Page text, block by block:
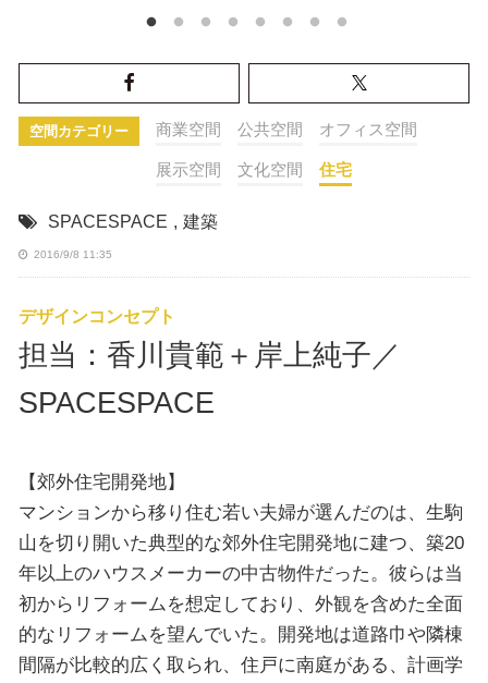
空間カテゴリー 商業空間 公共空間 オフィス空間
展示空間 文化空間 住宅
SPACESPACE , 建築
2016/9/8 11:35
デザインコンセプト
担当：香川貴範＋岸上純子／
SPACESPACE
【郊外住宅開発地】
マンションから移り住む若い夫婦が選んだのは、生駒
山を切り開いた典型的な郊外住宅開発地に建つ、築20
年以上のハウスメーカーの中古物件だった。彼らは当
初からリフォームを想定しており、外観を含めた全面
的なリフォームを望んでいた。開発地は道路巾や隣棟
間隔が比較的広く取られ、住戸に南庭がある、計画学